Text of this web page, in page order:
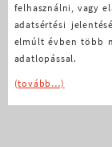
felhasználni, vagy
adatsértési
elmúlt évben több
adatlopással.
(tovább…)